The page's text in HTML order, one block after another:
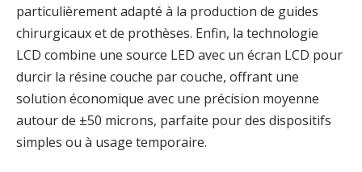
particulièrement adapté à la production de guides
chirurgicaux et de prothèses. Enfin, la technologie
LCD combine une source LED avec un écran LCD pour
durcir la résine couche par couche, offrant une
solution économique avec une précision moyenne
autour de ±50 microns, parfaite pour des dispositifs
simples ou à usage temporaire.